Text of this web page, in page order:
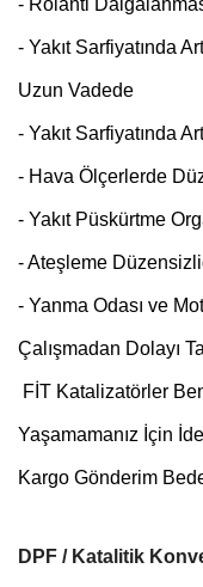
- Rölanti
- Yakıt Sarfiyatında
Uzun Vadede
- Yakıt Sarfiyatında
- Hava Ölçerlerde
- Yakıt Püskürtme
- Ateşleme
- Yanma Odası ve
Çalışmadan Dolayı
FİT Katalizatörler
Yaşamamanız İçin
Kargo Gönderim
DPF / Katalitik